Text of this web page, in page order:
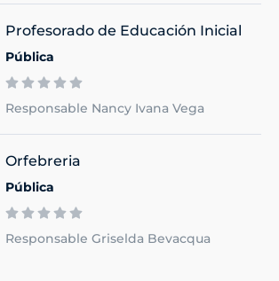
Profesorado de Educación Inicial
Pública
Responsable Nancy Ivana Vega
Orfebreria
Pública
Responsable Griselda Bevacqua